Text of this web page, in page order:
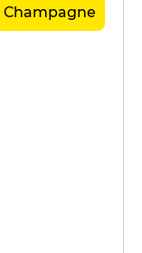
Champagne